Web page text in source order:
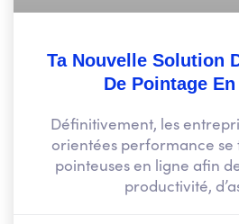
Ta Nouvelle Solution
De Pointage
Définitivement, les
orientées performance se
pointeuses en ligne afin
productivité,